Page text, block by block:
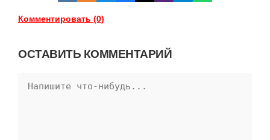
Комментировать (0)
ОСТАВИТЬ КОММЕНТАРИЙ